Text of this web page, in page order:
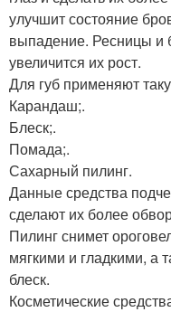
улучшит состояние
выпадение. Ресницы и
увеличится их рост.
Для губ применяют
Карандаш;.
Блеск;.
Помада;.
Сахарный пилинг.
Данные средства
сделают их более
Пилинг снимет
мягкими и гладкими, а
блеск.
Косметические